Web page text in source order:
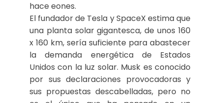
hace eones.
El fundador de Tesla y SpaceX estima que
una planta solar gigantesca, de unos 160
x 160 km, sería suficiente para abastecer
la demanda energética de Estados
Unidos con la luz solar. Musk es conocido
por sus declaraciones provocadoras y
sus propuestas descabelladas, pero no